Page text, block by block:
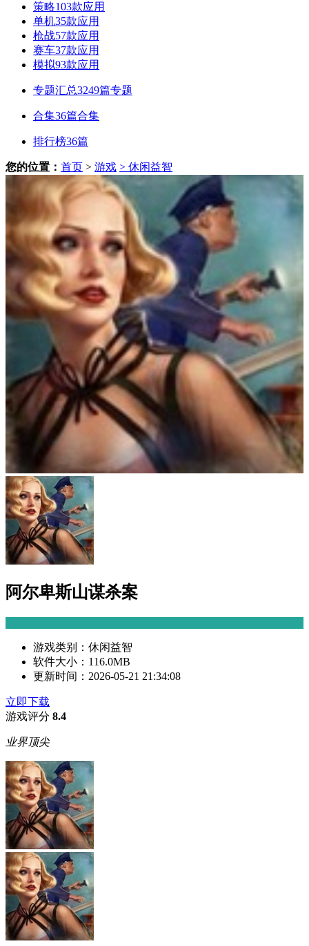
策略103款应用
单机35款应用
枪战57款应用
赛车37款应用
模拟93款应用
专题汇总3249篇专题
合集36篇合集
排行榜36篇
您的位置： 首页 > 游戏 > 休闲益智
阿尔卑斯山谋杀案
游戏类别： 休闲益智
软件大小： 116.0MB
更新时间： 2026-05-21 21:34:08
立即下载
游戏评分 8.4
业界顶尖